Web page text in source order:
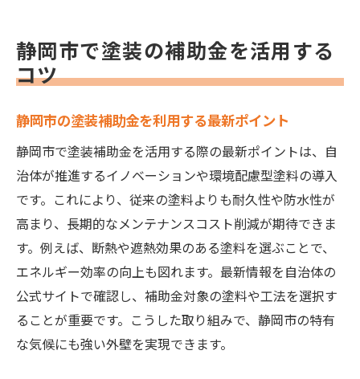
静岡市で塗装の補助金を活用する
コツ
静岡市の塗装補助金を利用する最新ポイント
静岡市で塗装補助金を活用する際の最新ポイントは、自
治体が推進するイノベーションや環境配慮型塗料の導入
です。これにより、従来の塗料よりも耐久性や防水性が
高まり、長期的なメンテナンスコスト削減が期待できま
す。例えば、断熱や遮熱効果のある塗料を選ぶことで、
エネルギー効率の向上も図れます。最新情報を自治体の
公式サイトで確認し、補助金対象の塗料や工法を選択す
ることが重要です。こうした取り組みで、静岡市の特有
な気候にも強い外壁を実現できます。